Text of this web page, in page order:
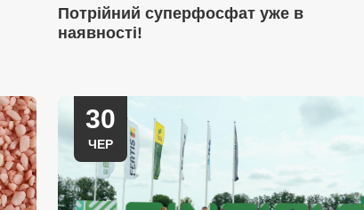
Потрійний суперфосфат уже в
наявності!
30
ЧЕР